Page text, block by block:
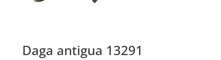
Daga antigua 13291